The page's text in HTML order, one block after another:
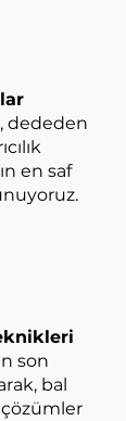
dededen
en saf
son
bal